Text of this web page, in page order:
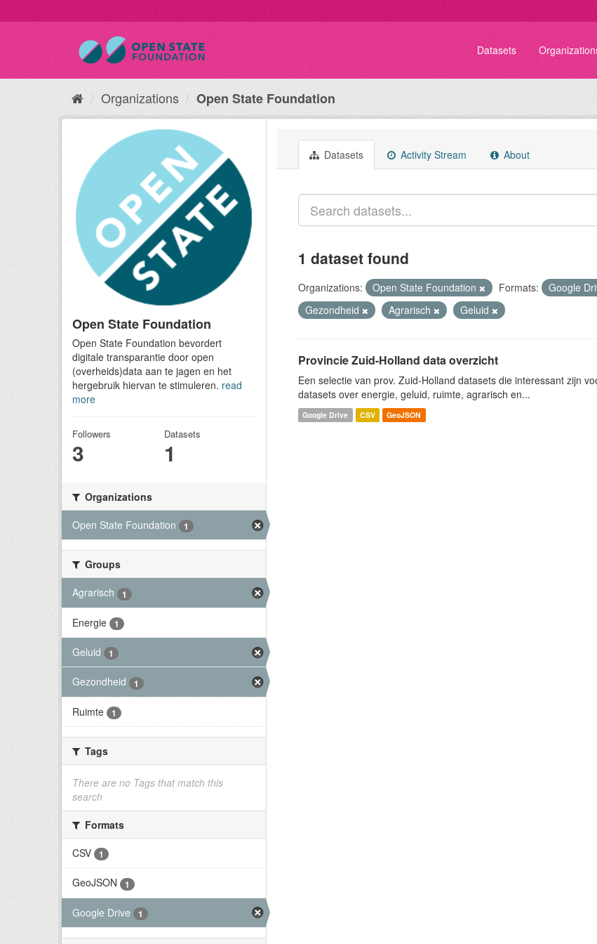
Datasets
Organizations Open State Foundation
Open State Foundation
Open State Foundation bevordert
digitale transparantie door open
(overheids)data aan te jagen en het
hergebruik hiervan te stimuleren. read
more
Followers
3
Datasets
1
Organizations
Open State Foundation
1
Groups
Agrarisch
1
Energie 1
Geluid 1
Gezondheid 1
Ruimte 1
Tags
There are no Tags that match this
search
Formats
CSV
1
GeoJSON 1
Google Drive 1
Datasets Activity Stream About
1 dataset found
Organizations: Open State Foundation Formats: Google
Gezondheid
Agrarisch Geluid
Provincie Zuid-Holland data overzicht
Een selectie van prov. Zuid-Holland datasets die interessant zijn
datasets over energie, geluid, ruimte, agrarisch en...
Google Drive CSV GeoJSON